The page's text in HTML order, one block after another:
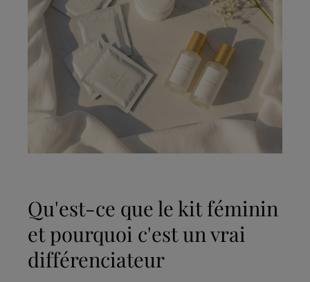
Qu'est-ce que le kit féminin
et pourquoi c'est un vrai
différenciateur